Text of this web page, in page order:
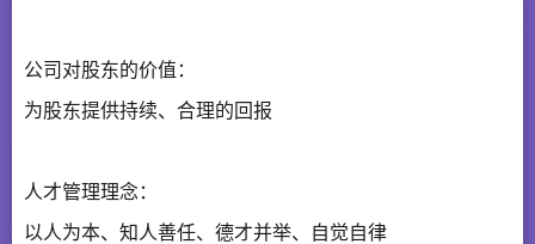
公司对股东的价值：
为股东提供持续、合理的回报
人才管理理念：
以人为本、知人善任、德才并举、自觉自律